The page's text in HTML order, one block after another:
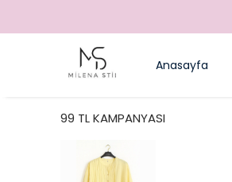
Anasayfa
99 TL KAMPANYASI